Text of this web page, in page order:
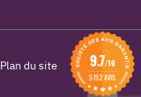
Plan du site 9.7/10
5752 AVIS